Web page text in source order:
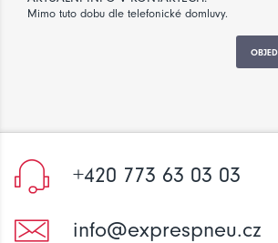
Mimo tuto dobu dle telefonické domluvy.
+420 773 63 03 03
info@exprespneu.cz